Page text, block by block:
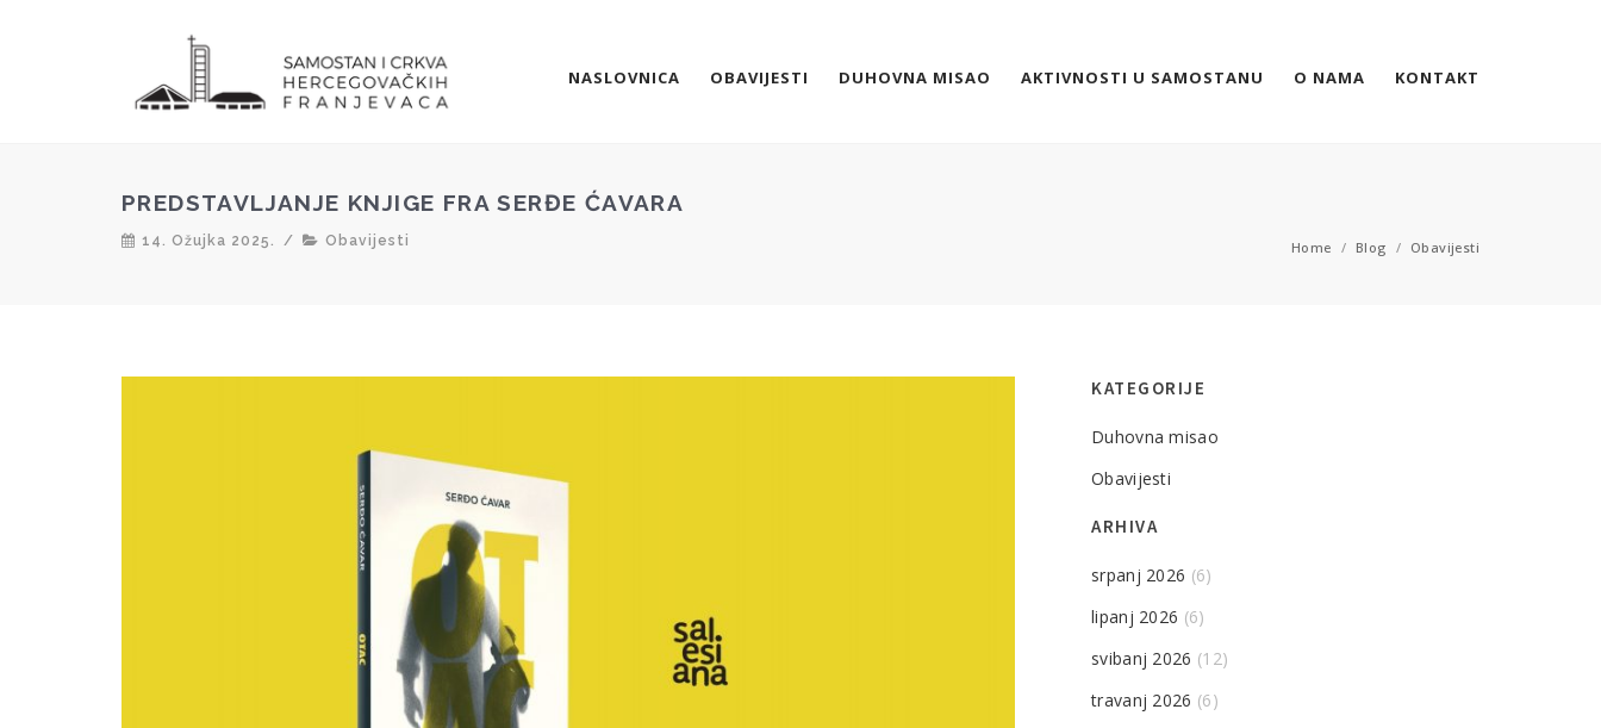
NASLOVNICA OBAVIJESTI DUHOVNA MISAO AKTIVNOSTI U SAMOSTANU O NAMA KONTAKT
PREDSTAVLJANJE KNJIGE FRA SERĐE ĆAVARA
14. Ožujka 2025. / Obavijesti Home / Blog / Obavijesti
KATEGORIJE
Duhovna misao
Obavijesti
ARHIVA
srpanj 2026 (6)
lipanj 2026 (6)
svibanj 2026 (12)
travanj 2026 (6)